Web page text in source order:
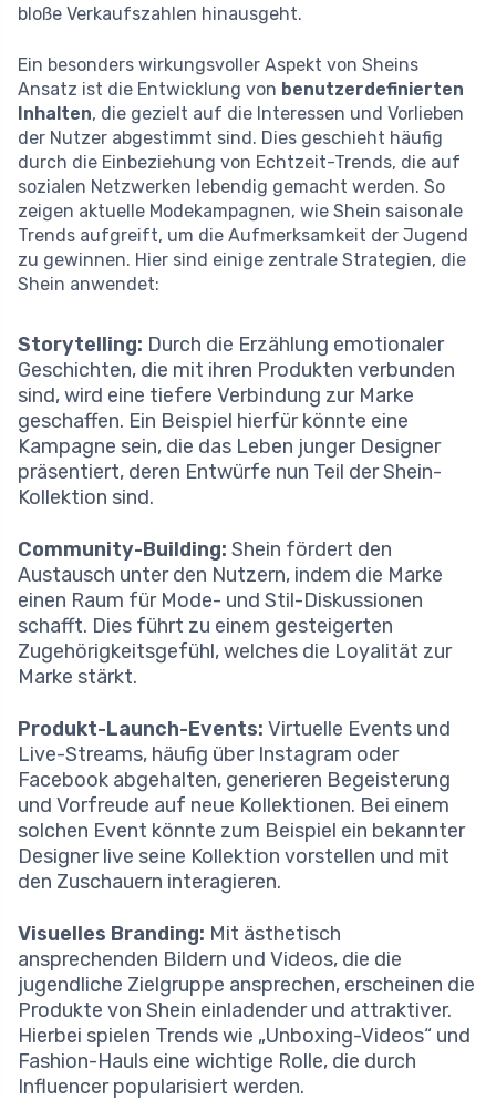
bloße Verkaufszahlen hinausgeht.
Ein besonders wirkungsvoller Aspekt von Sheins
Ansatz ist die Entwicklung von benutzerdefinierten
Inhalten, die gezielt auf die Interessen und Vorlieben
der Nutzer abgestimmt sind. Dies geschieht häufig
durch die Einbeziehung von Echtzeit-Trends, die auf
sozialen Netzwerken lebendig gemacht werden. So
zeigen aktuelle Modekampagnen, wie Shein saisonale
Trends aufgreift, um die Aufmerksamkeit der Jugend
zu gewinnen. Hier sind einige zentrale Strategien, die
Shein anwendet:
Storytelling: Durch die Erzählung emotionaler
Geschichten, die mit ihren Produkten verbunden
sind, wird eine tiefere Verbindung zur Marke
geschaffen. Ein Beispiel hierfür könnte eine
Kampagne sein, die das Leben junger Designer
präsentiert, deren Entwürfe nun Teil der Shein-
Kollektion sind.
Community-Building: Shein fördert den
Austausch unter den Nutzern, indem die Marke
einen Raum für Mode- und Stil-Diskussionen
schafft. Dies führt zu einem gesteigerten
Zugehörigkeitsgefühl, welches die Loyalität zur
Marke stärkt.
Produkt-Launch-Events: Virtuelle Events und
Live-Streams, häufig über Instagram oder
Facebook abgehalten, generieren Begeisterung
und Vorfreude auf neue Kollektionen. Bei einem
solchen Event könnte zum Beispiel ein bekannter
Designer live seine Kollektion vorstellen und mit
den Zuschauern interagieren.
Visuelles Branding: Mit ästhetisch
ansprechenden Bildern und Videos, die die
jugendliche Zielgruppe ansprechen, erscheinen die
Produkte von Shein einladender und attraktiver.
Hierbei spielen Trends wie „Unboxing-Videos“ und
Fashion-Hauls eine wichtige Rolle, die durch
Influencer popularisiert werden.